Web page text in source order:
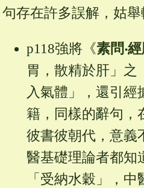
句存在許多誤解，姑舉
p118強將《素問‧
胃，散精於肝」之
入氣體」，還引經
籍，同樣的辭句，
彼書彼朝代，意義
醫基礎理論者都知
「受納水穀」，